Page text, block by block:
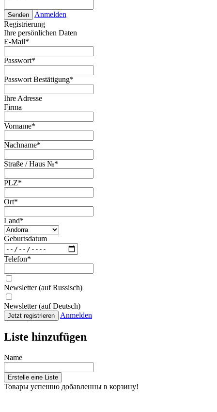
Senden
Anmelden
Registrierung
Ihre persönlichen Daten
E-Mail*
Passwort*
Passwort Bestätigung*
Ihre Adresse
Firma
Vorname*
Nachname*
Straße / Haus №*
PLZ*
Ort*
Land*
Geburtsdatum
Telefon*
Newsletter (auf Russisch)
Newsletter (auf Deutsch)
Jetzt registrieren Anmelden
Liste hinzufügen
Name
Erstelle eine Liste
Товары успешно добавленны в корзину!